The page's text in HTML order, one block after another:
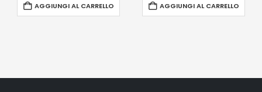
AGGIUNGI AL CARRELLO AGGIUNGI AL CARRELLO